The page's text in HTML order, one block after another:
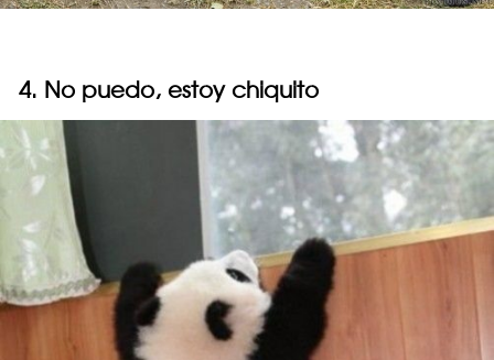
4. No puedo, estoy chiquito